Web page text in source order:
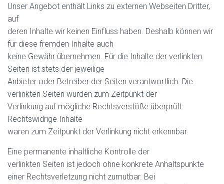
Unser Angebot enthält Links zu externen Webseiten Dritter,
auf
deren Inhalte wir keinen Einfluss haben. Deshalb können wir
für diese fremden Inhalte auch
keine Gewähr übernehmen. Für die Inhalte der verlinkten
Seiten ist stets der jeweilige
Anbieter oder Betreiber der Seiten verantwortlich. Die
verlinkten Seiten wurden zum Zeitpunkt der
Verlinkung auf mögliche Rechtsverstöße überprüft.
Rechtswidrige Inhalte
waren zum Zeitpunkt der Verlinkung nicht erkennbar.
Eine permanente inhaltliche Kontrolle der
verlinkten Seiten ist jedoch ohne konkrete Anhaltspunkte
einer Rechtsverletzung nicht zumutbar. Bei